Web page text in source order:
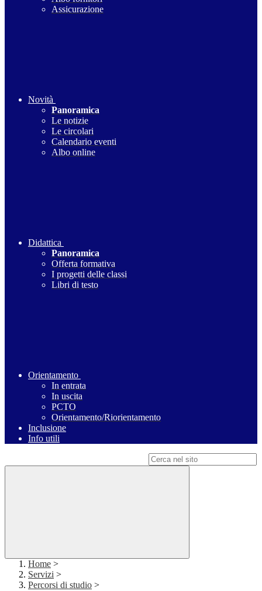
Assicurazione
Novità
Panoramica
Le notizie
Le circolari
Calendario eventi
Albo online
Didattica
Panoramica
Offerta formativa
I progetti delle classi
Libri di testo
Orientamento
In entrata
In uscita
PCTO
Orientamento/Riorientamento
Inclusione
Info utili
Home >
Servizi >
Percorsi di studio >